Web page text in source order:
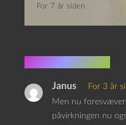
For 7 år siden
4 kommentarer
Janus
For 3 år
Men nu foresvæver
påvirkningen nu